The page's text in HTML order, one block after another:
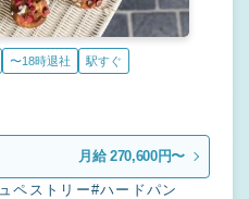
〜18時退社
駅すぐ
月給 270,600円〜
ペストリー#ハードパン